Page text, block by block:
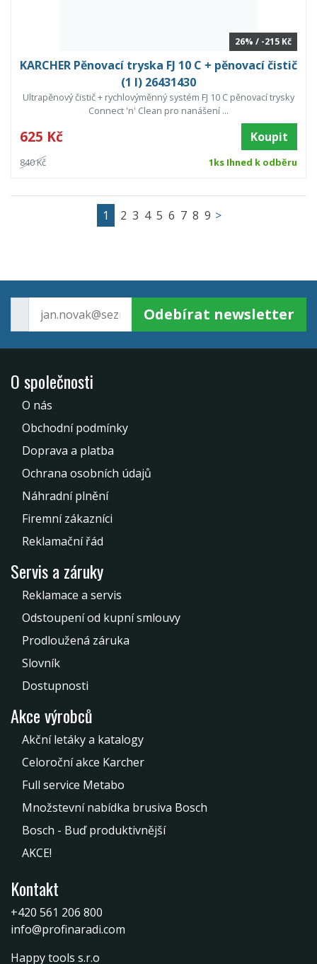
26% / -215 Kč
KARCHER Pěnovací tryska FJ 10 C + pěnovací čistič
(1 l) 26431430
Ultrapěnový čistič + rychlovýměnný systém FJ 10 C pěnovací trysky
Connect 'n' Clean pro nanášení ...
625 Kč Koupit
840 Kč 1ks Ihned k odběru
1 2 3 4 5 6 7 8 9 >
Odebírat newsletter
O společnosti
O nás
Obchodní podmínky
Doprava a platba
Ochrana osobních údajů
Náhradní plnění
Firemní zákazníci
Reklamační řád
Servis a záruky
Reklamace a servis
Odstoupení od kupní smlouvy
Prodloužená záruka
Slovník
Dostupnosti
Akce výrobců
Akční letáky a katalogy
Celoroční akce Karcher
Full service Metabo
Množstevní nabídka brusiva Bosch
Bosch - Buď produktivnější
AKCE!
Kontakt
+420 561 206 800
info@profinaradi.com
Happy tools s.r.o